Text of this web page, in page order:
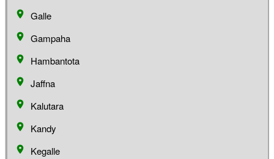
Galle
Gampaha
Hambantota
Jaffna
Kalutara
Kandy
Kegalle